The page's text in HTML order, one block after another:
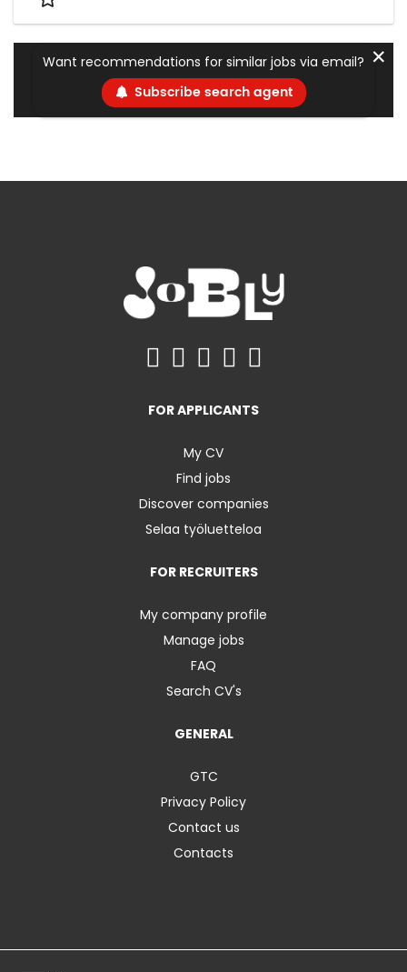
Want recommendations for similar jobs via email?
Subscribe search agent
✕
FOR APPLICANTS
My CV
Find jobs
Discover companies
Selaa työluetteloa
FOR RECRUITERS
My company profile
Manage jobs
FAQ
Search CV's
GENERAL
GTC
Privacy Policy
Contact us
Contacts